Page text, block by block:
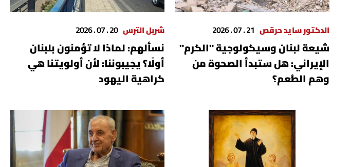
الدكتور سايد حرقص 21 . 07 . 2026
شيعة لبنان وسيكولوجية "الكرم"
الإيراني: هل ستبدأ الصحوة من
وهم الطُّعم؟
شربل الترس 20 . 07 . 2026
نسألهم: لماذا لا تؤمنون بلبنان
أولًا؟ يجيبوننا: لأن أولويتنا هي
كراهية اليهود